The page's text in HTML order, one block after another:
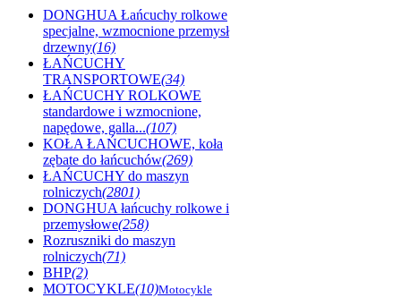
DONGHUA Łańcuchy rolkowe
specjalne, wzmocnione przemysł
drzewny(16)
ŁAŃCUCHY
TRANSPORTOWE(34)
ŁAŃCUCHY ROLKOWE
standardowe i wzmocnione,
napędowe, galla...(107)
KOŁA ŁAŃCUCHOWE, koła
zębate do łańcuchów(269)
ŁAŃCUCHY do maszyn
rolniczych(2801)
DONGHUA łańcuchy rolkowe i
przemysłowe(258)
Rozruszniki do maszyn
rolniczych(71)
BHP(2)
MOTOCYKLE(10)Motocykle